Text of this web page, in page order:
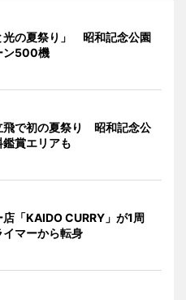
光の夏祭り」 昭和記念公園
ン500機
飛で初の夏祭り 昭和記念公
賞エリアも
「KAIDO CURRY」が1周
マーから転身